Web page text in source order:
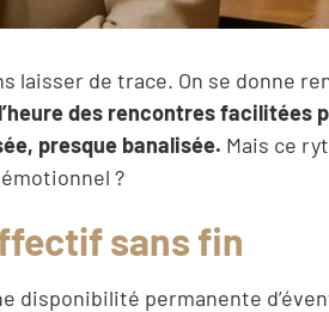
laisser de trace. On se donne
des rencontres facilitées
presque banalisée. Mais ce
?
sans fin
disponibilité permanente